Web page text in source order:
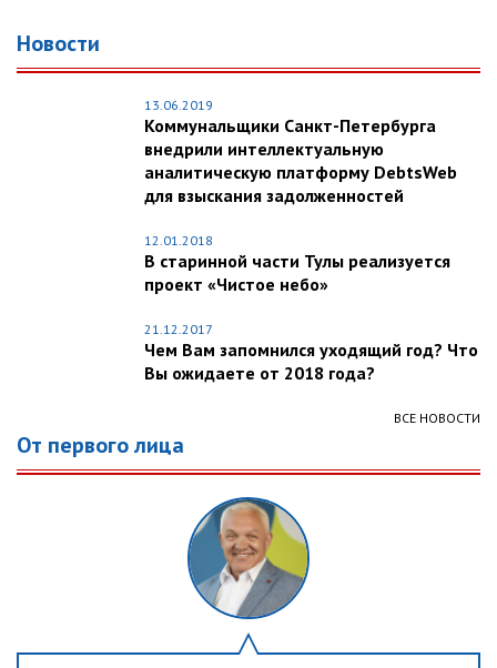
Новости
13.06.2019
Коммунальщики Санкт-Петербурга
внедрили интеллектуальную
аналитическую платформу DebtsWeb
для взыскания задолженностей
12.01.2018
В старинной части Тулы реализуется
проект «Чистое небо»
21.12.2017
Чем Вам запомнился уходящий год? Что
Вы ожидаете от 2018 года?
ВСЕ НОВОСТИ
От первого лица